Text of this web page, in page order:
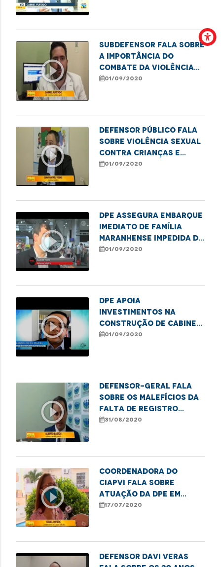
play_circle_outline
Subdefensor fala sobre
a importância do
combate da violência
sexual contra a
01/09/2020
play_circle_outline
Defensor público fala
sobre violência sexual
contra crianças e
adolescentes
01/09/2020
play_circle_outline
DPE assegura embarque
imediato de família
maranhense impedida de
viajar
01/09/2020
play_circle_outline
DPE apoia
investimentos na
construção de cabines
íntimas no Complexo
01/09/2020
play_circle_outline
Defensor-geral fala
sobre os malefícios da
falta de registro
paterno em nome de
31/08/2020
play_circle_outline
Coordenadora do
Ciapvi fala sobre
atuação da DPE em
casos de abuso
17/07/2020
Defensor Davi Veras